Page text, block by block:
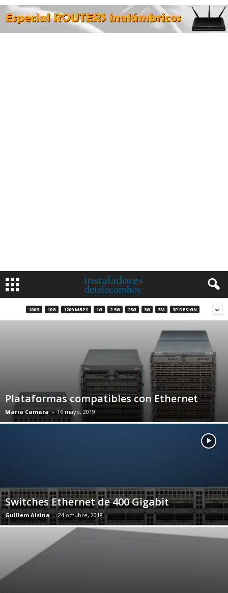
100G 10G 1200 MBPS 1G 2.5G 25G 3G 3M 3P DESIGN
Plataformas compatibles con Ethernet
Maria Camara - 16 mayo, 2019
Switches Ethernet de 400 Gigabit
Guillem Alsina - 24 octubre, 2018